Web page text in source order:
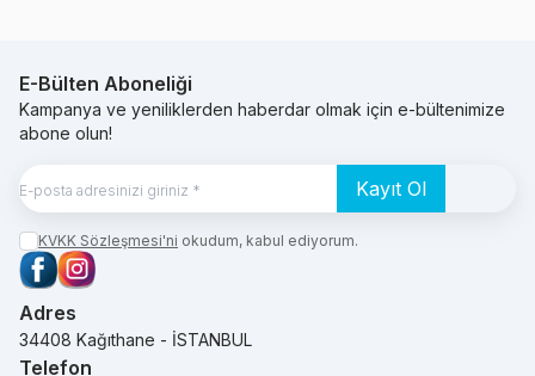
E-Bülten Aboneliği
Kampanya ve yeniliklerden haberdar olmak için e-bültenimize
abone olun!
Kayıt Ol
KVKK Sözleşmesi'ni okudum, kabul ediyorum.
Facebook
Instagram
Adres
34408 Kağıthane - İSTANBUL
Telefon